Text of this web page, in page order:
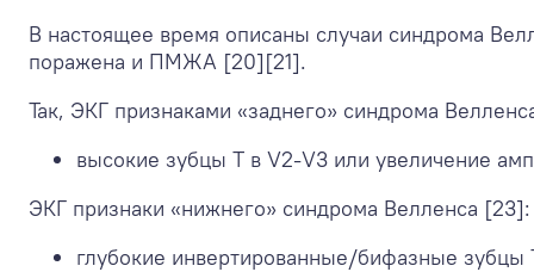
В настоящее время описаны случаи синдрома
поражена и ПМЖА [20][21].
Так, ЭКГ признаками «заднего» синдрома
высокие зубцы T в V2-V3 или увеличение
ЭКГ признаки «нижнего» синдрома Велленса [23]:
глубокие инвертированные/бифазные